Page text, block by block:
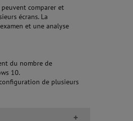
comparer et
écrans. La
et une analyse
du nombre de
10.
de plusieurs
+